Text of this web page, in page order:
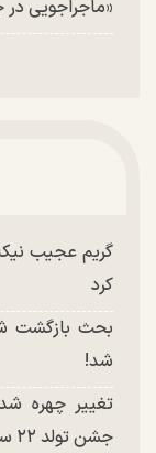
«ماجراجویی در
گریم عجیب
کرد
بحث بازگشت
شد!
تغییر چهره
جشن تولد ۲۲ سالگی + تصاویر